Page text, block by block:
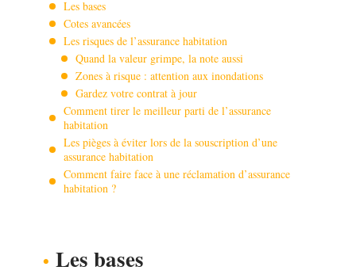
Les bases
Cotes avancées
Les risques de l’assurance habitation
Quand la valeur grimpe, la note aussi
Zones à risque : attention aux inondations
Gardez votre contrat à jour
Comment tirer le meilleur parti de l’assurance
habitation
Les pièges à éviter lors de la souscription d’une
assurance habitation
Comment faire face à une réclamation d’assurance
habitation ?
Les bases